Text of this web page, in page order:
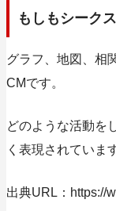
もしもシーク
グラフ、地図、相
CMです。
どのような活動を
く表現されていま
出典URL：https://